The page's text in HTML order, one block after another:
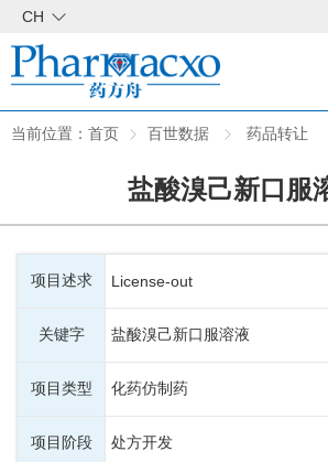
CH
当前位置： 首页 百世数据 药品转让
盐酸溴己新口服
项目述求 License-out
关键字 盐酸溴己新口服溶液
项目类型 化药仿制药
项目阶段 处方开发